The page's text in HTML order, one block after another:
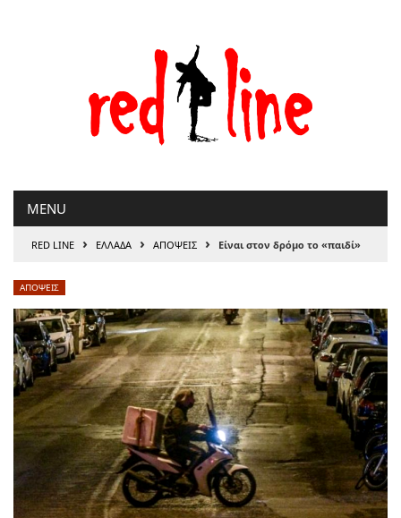
MENU
RED LINE › ΕΛΛΑΔΑ › ΑΠΟΨΕΙΣ › Είναι στον δρόμο το «παιδί»
ΑΠΟΨΕΙΣ